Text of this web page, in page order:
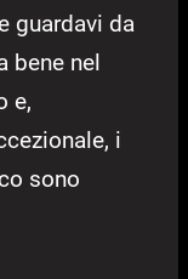
guardavi da
bene nel
e,
i
sono